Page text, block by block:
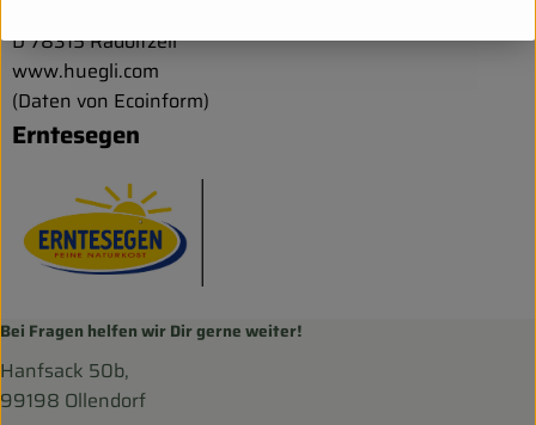
D 78315 Radolfzell
www.huegli.com
(Daten von Ecoinform)
Erntesegen
Bei Fragen helfen wir Dir gerne weiter!
Hanfsack 50b,
99198 Ollendorf